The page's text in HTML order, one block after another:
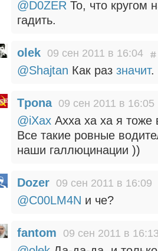
@D0ZER То, что кругом
гадить.
olek 09 сен 2011 в 16:04
@Shajtan Как раз значит.
Tpona 09 сен 2011 в 16:05
@iXax Ахха ха ха я тоже
Все такие ровные
наши галлюцинации ))
Dozer 09 сен 2011 в 16:09
@C00LM4N и че?
fantom 09 сен 2011 в